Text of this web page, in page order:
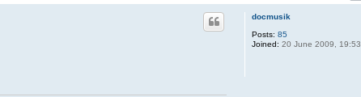
docmusik
Posts: 85
Joined: 20 June 2009, 19:53